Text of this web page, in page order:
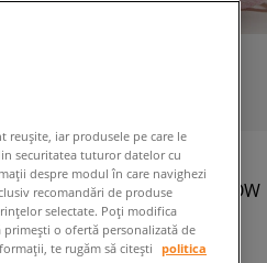
JORDAN SIXTY PLUS LOW
bărbați, sneakers
iar produsele pe care le
securitatea tuturor datelor cu
despre modul în care navighezi
recomandări de produse
selectate. Poți modifica
primești o ofertă personalizată de
te rugăm să citești
politica